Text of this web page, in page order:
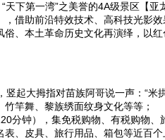
下第一湾”之美誉的4A级景区【
借助前沿特效技术、高科技光影
、本土革命历史文化再演绎，以
起大拇指对苗族阿哥说一声：“米
竿舞、黎族绣面纹身文化等等；
分钟），集免税购物、有税购物
、皮具、旅行用品、箱包等近百